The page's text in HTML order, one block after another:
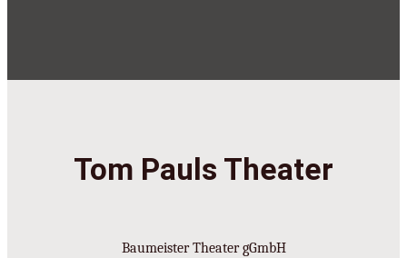
Tom Pauls Theater
Baumeister Theater gGmbH